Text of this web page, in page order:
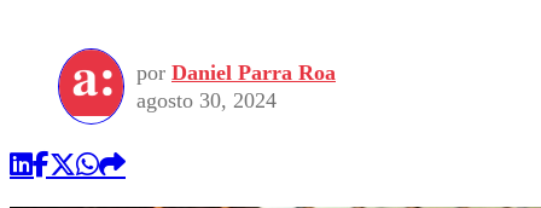
por Daniel Parra Roa
agosto 30, 2024